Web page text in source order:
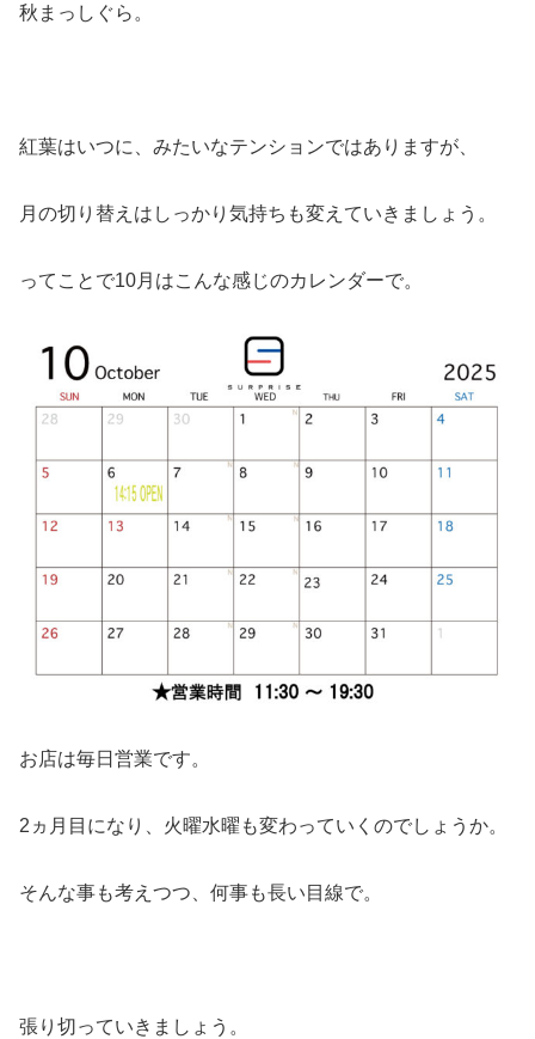
秋まっしぐら。
紅葉はいつに、みたいなテンションではありますが、
月の切り替えはしっかり気持ちも変えていきましょう。
ってことで10月はこんな感じのカレンダーで。
お店は毎日営業です。
2ヵ月目になり、火曜水曜も変わっていくのでしょうか。
そんな事も考えつつ、何事も長い目線で。
張り切っていきましょう。